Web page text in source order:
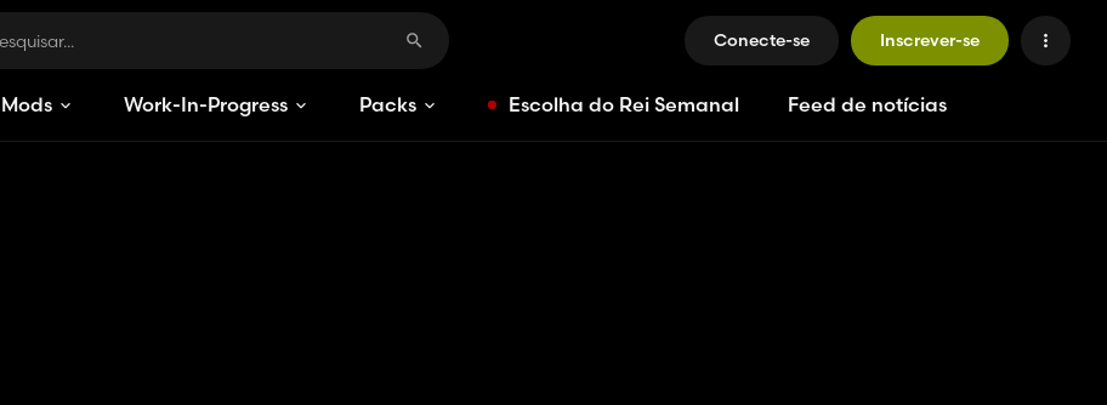
Conecte-se Inscrever-se
Mods Work-In-Progress Packs Escolha do Rei Semanal Feed de notícias